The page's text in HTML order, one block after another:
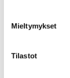
Mieltymykset
Tilastot